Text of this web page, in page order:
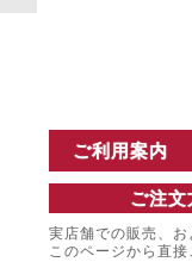
ご利用案内
ご注
実店舗での販売、
このページから直